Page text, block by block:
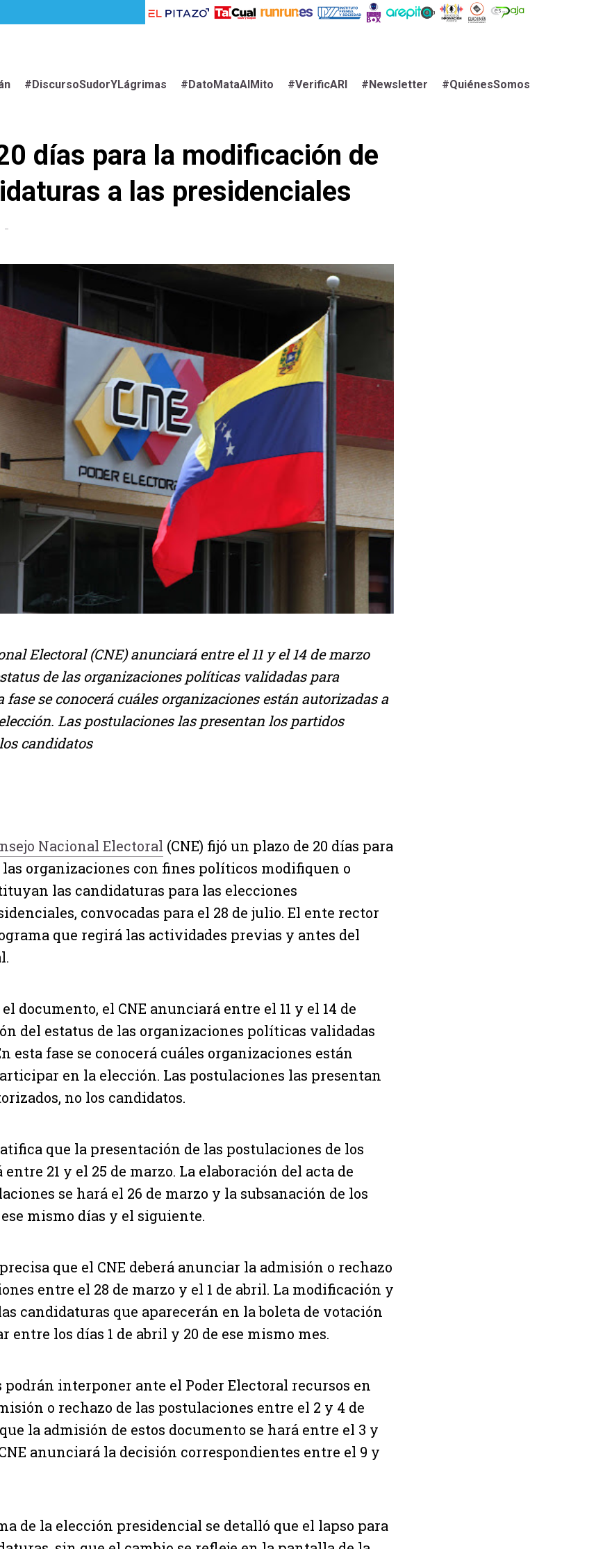
#DiscursoSudorYLágrimas #DatoMataAlMito #VerificARI #Newsletter #QuiénesSomos
días para la modificación de
a las presidenciales
Electoral (CNE) anunciará entre el 11 y el 14 de marzo
de las organizaciones políticas validadas para
fase se conocerá cuáles organizaciones están autorizadas a
Las postulaciones las presentan los partidos
candidatos
Nacional Electoral (CNE) fijó un plazo de 20 días para
las organizaciones con fines políticos modifiquen o
las candidaturas para las elecciones
convocadas para el 28 de julio. El ente rector
que regirá las actividades previas y antes del
documento, el CNE anunciará entre el 11 y el 14 de
del estatus de las organizaciones políticas validadas
esta fase se conocerá cuáles organizaciones están
en la elección. Las postulaciones las presentan
no los candidatos.
que la presentación de las postulaciones de los
21 y el 25 de marzo. La elaboración del acta de
se hará el 26 de marzo y la subsanación de los
mismo días y el siguiente.
que el CNE deberá anunciar la admisión o rechazo
entre el 28 de marzo y el 1 de abril. La modificación y
candidaturas que aparecerán en la boleta de votación
entre los días 1 de abril y 20 de ese mismo mes.
podrán interponer ante el Poder Electoral recursos en
o rechazo de las postulaciones entre el 2 y 4 de
la admisión de estos documento se hará entre el 3 y
anunciará la decisión correspondientes entre el 9 y
de la elección presidencial se detalló que el lapso para